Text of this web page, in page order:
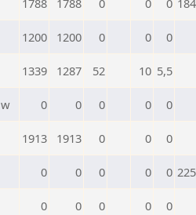
1788 1788 0 0 0
1200 1200 0 0 0
1339 1287 52 10 5,5
w 0 0 0 0 0
1913 1913 0 0 0
0 0 0 0 0
0 0 0 0 0